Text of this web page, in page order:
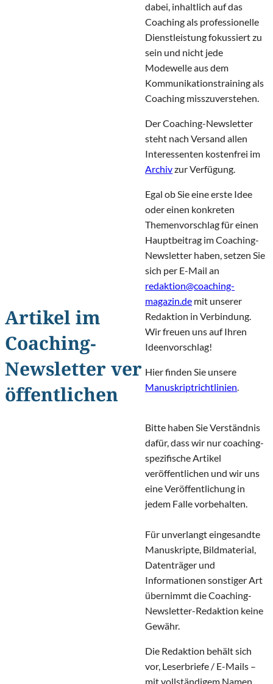
Artikel im
Coaching-
Newsletter ver
öffentlichen
dabei, inhaltlich auf das
Coaching als professionelle
Dienstleistung fokussiert zu
sein und nicht jede
Modewelle aus dem
Kommunikationstraining als
Coaching misszuverstehen.
Der Coaching-Newsletter
steht nach Versand allen
Interessenten kostenfrei im
Archivzur Verfügung.
Egal ob Sie eine erste Idee
oder einen konkreten
Themenvorschlag für einen
Hauptbeitrag im Coaching-
Newsletter haben, setzen Sie
sich per E-Mail an
redaktion@coaching-
magazin.de mit unserer
Redaktion in Verbindung.
Wir freuen uns auf Ihren
Ideenvorschlag!
Hier finden Sie unsere
Manuskriptrichtlinien.
Bitte haben Sie Verständnis
dafür, dass wir nur coaching-
spezifische Artikel
veröffentlichen und wir uns
eine Veröffentlichung in
jedem Falle vorbehalten.
Für unverlangt eingesandte
Manuskripte, Bildmaterial,
Datenträger und
Informationen sonstiger Art
übernimmt die Coaching-
Newsletter-Redaktion keine
Gewähr.
Die Redaktion behält sich
vor, Leserbriefe / E-Mails –
mit vollständigem Namen,